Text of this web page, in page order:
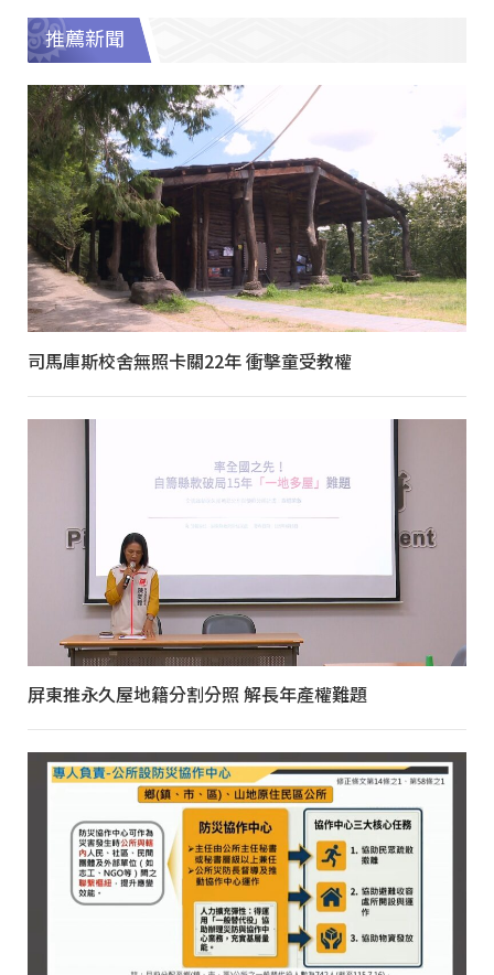
推薦新聞
司馬庫斯校舍無照卡關22年 衝擊童受教權
屏東推永久屋地籍分割分照 解長年產權難題